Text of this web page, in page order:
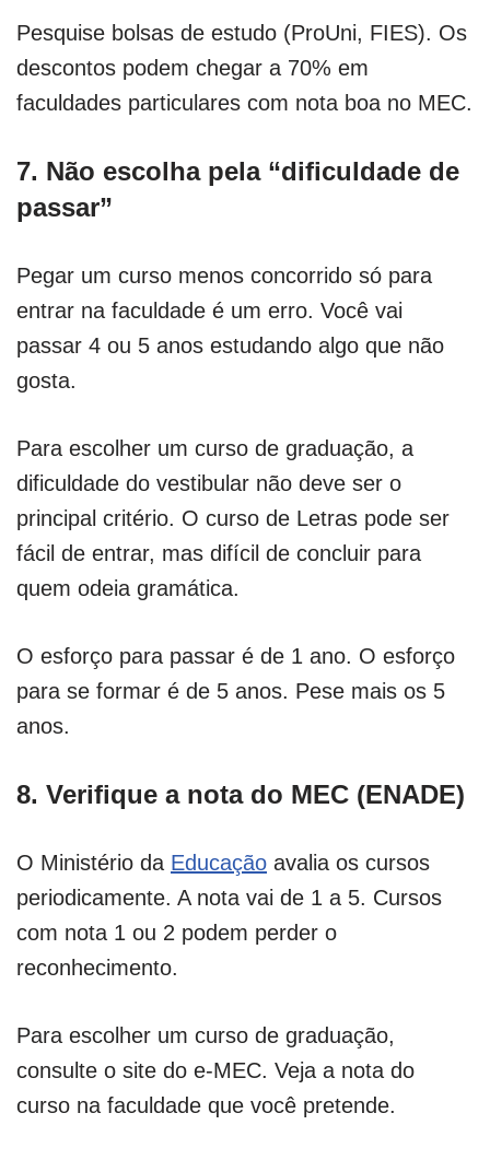
Pesquise bolsas de estudo (ProUni, FIES). Os
descontos podem chegar a 70% em
faculdades particulares com nota boa no MEC.
7. Não escolha pela “dificuldade de
passar”
Pegar um curso menos concorrido só para
entrar na faculdade é um erro. Você vai
passar 4 ou 5 anos estudando algo que não
gosta.
Para escolher um curso de graduação, a
dificuldade do vestibular não deve ser o
principal critério. O curso de Letras pode ser
fácil de entrar, mas difícil de concluir para
quem odeia gramática.
O esforço para passar é de 1 ano. O esforço
para se formar é de 5 anos. Pese mais os 5
anos.
8. Verifique a nota do MEC (ENADE)
O Ministério da Educação avalia os cursos
periodicamente. A nota vai de 1 a 5. Cursos
com nota 1 ou 2 podem perder o
reconhecimento.
Para escolher um curso de graduação,
consulte o site do e-MEC. Veja a nota do
curso na faculdade que você pretende.